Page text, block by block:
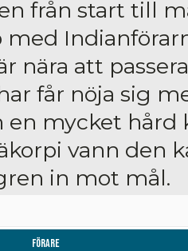
från start till
med
nära att
får nöja sig
en mycket
vann den
in mot mål.
Förare